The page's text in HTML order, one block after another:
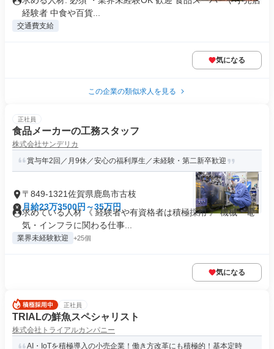
経験者 中食や百貨...
交通費支給
気になる
この企業の類似求人を見る
正社員
食品メーカーの工務スタッフ
株式会社サンデリカ
賞与年2回／月9休／安心の福利厚生／未経験・第二新卒歓迎
〒849-1321佐賀県鹿島市古枝
月給23万3500円～35万円
求めている人材 《 経験者や有資格者は積極採用 》 機械・電
気・インフラに関わる仕事...
業界未経験歓迎 +25個
気になる
正社員
TRIALの鮮魚スペシャリスト
株式会社トライアルカンパニー
AI・IoTを積極導入の小売企業！働き方改革にも積極的！基本定時